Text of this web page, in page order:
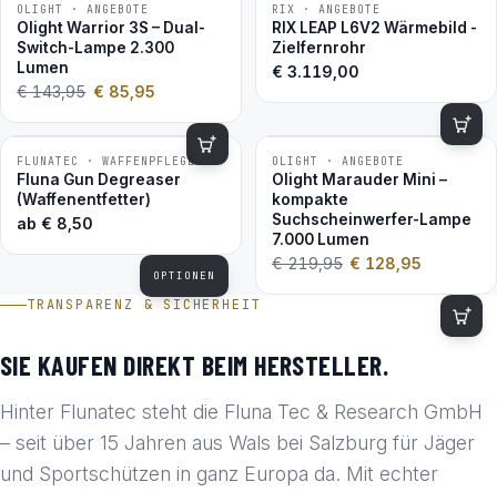
−40 %
OLIGHT · ANGEBOTE
Olight Warrior 3S – Dual-
Switch-Lampe 2.300
Lumen
€143,95 € 85,95
RIX · ANGEBOTE
RIX LEAP L6V2 Wärmebild -
Zielfernrohr
€ 3.119,00
BESTSELLER
FLUNATEC · WAFFENPFLEGE
Fluna Gun Degreaser
(Waffenentfetter)
ab € 8,50
OPTIONEN
−41 %
OLIGHT · ANGEBOTE
Olight Marauder Mini –
kompakte
Suchscheinwerfer-Lampe
7.000 Lumen
€219,95 € 128,95
TRANSPARENZ & SICHERHEIT
SIE KAUFEN DIREKT BEIM HERSTELLER.
Hinter Flunatec steht die Fluna Tec & Research GmbH
– seit über 15 Jahren aus Wals bei Salzburg für Jäger
und Sportschützen in ganz Europa da. Mit echter